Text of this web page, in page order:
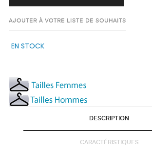
AJOUTER À VOTRE LISTE DE SOUHAITS
EN STOCK
DESCRIPTION
CARACTÉRISTIQUES